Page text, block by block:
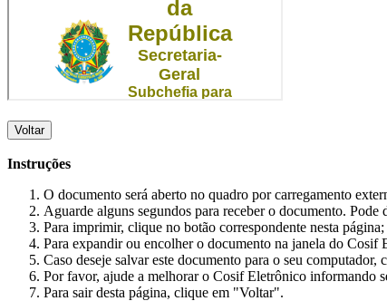
Voltar
Instruções
O documento será aberto no quadro por carregamento
Aguarde alguns segundos para receber o documento.
Para imprimir, clique no botão correspondente nesta página;
Para expandir ou encolher o documento na janela do
Caso deseje salvar este documento para o seu
Por favor, ajude a melhorar o Cosif Eletrônico informando
Para sair desta página, clique em "Voltar".